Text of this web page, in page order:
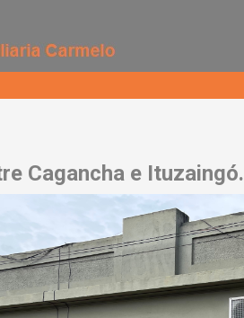
Cagancha e Ituzaingó.